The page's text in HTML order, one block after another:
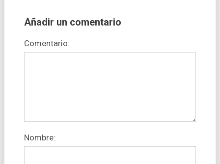
Añadir un comentario
Comentario:
Nombre: